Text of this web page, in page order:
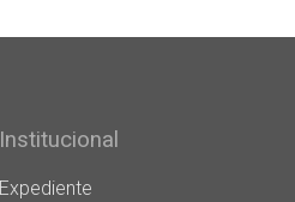
Institucional
Expediente